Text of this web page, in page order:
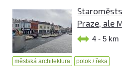
Praze, ale
4 - 5 km
městská architektura potok / řeka